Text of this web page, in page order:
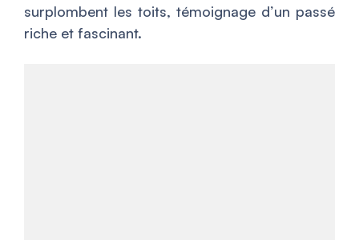
surplombent les toits, témoignage d’un passé
riche et fascinant.